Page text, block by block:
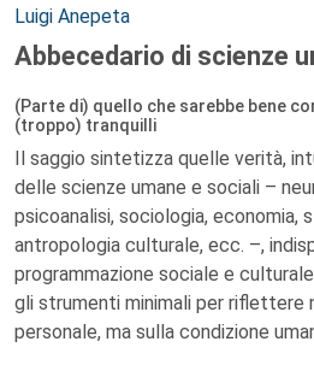
Autori:
Luigi Anepeta
Abbecedario di scienze
(Parte di) quello che sarebbe bene
(troppo) tranquilli
Il saggio sintetizza quelle verità,
delle scienze umane e sociali –
psicoanalisi, sociologia, economia,
antropologia culturale, ecc. –,
programmazione sociale e
gli strumenti minimali per riflettere
personale, ma sulla condizione